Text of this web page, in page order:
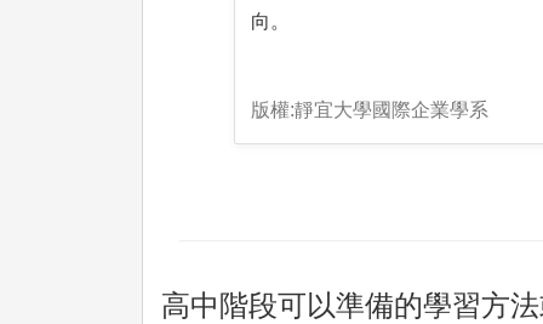
向。
版權:靜宜大學國際企業學系
高中階段可以準備的學習方